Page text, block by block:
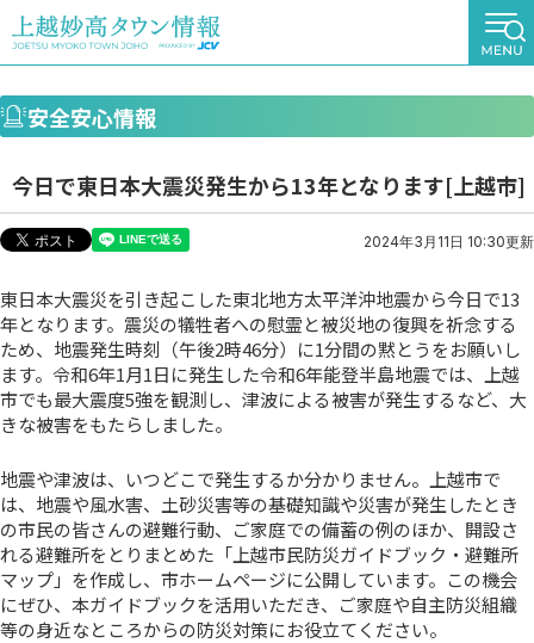
安全安心情報
今日で東日本大震災発生から13年となります[上越市]
2024年3月11日 10:30更新
東日本大震災を引き起こした東北地方太平洋沖地震から今日で13
年となります。震災の犠牲者への慰霊と被災地の復興を祈念する
ため、地震発生時刻（午後2時46分）に1分間の黙とうをお願いし
ます。令和6年1月1日に発生した令和6年能登半島地震では、上越
市でも最大震度5強を観測し、津波による被害が発生するなど、大
きな被害をもたらしました。
地震や津波は、いつどこで発生するか分かりません。上越市で
は、地震や風水害、土砂災害等の基礎知識や災害が発生したとき
の市民の皆さんの避難行動、ご家庭での備蓄の例のほか、開設さ
れる避難所をとりまとめた「上越市民防災ガイドブック・避難所
マップ」を作成し、市ホームページに公開しています。この機会
にぜひ、本ガイドブックを活用いただき、ご家庭や自主防災組織
等の身近なところからの防災対策にお役立てください。